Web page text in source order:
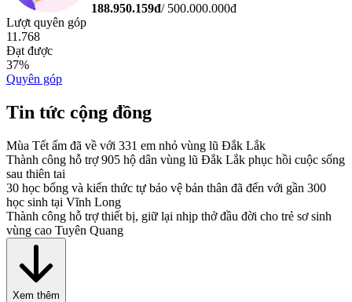
188.950.159đ/ 500.000.000đ
Lượt quyên góp
11.768
Đạt được
37%
Quyên góp
Tin tức cộng đồng
Mùa Tết ấm đã về với 331 em nhỏ vùng lũ Đắk Lắk
Thành công hỗ trợ 905 hộ dân vùng lũ Đắk Lắk phục hồi cuộc sống
sau thiên tai
30 học bổng và kiến thức tự bảo vệ bản thân đã đến với gần 300
học sinh tại Vĩnh Long
Thành công hỗ trợ thiết bị, giữ lại nhịp thở đầu đời cho trẻ sơ sinh
vùng cao Tuyên Quang
Xem thêm